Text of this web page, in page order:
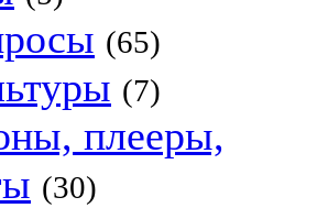
(65)
(7)
плееры,
(30)